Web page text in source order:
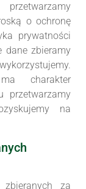
o ochronę
prywatności
dane zbieramy
charakter
przetwarzamy
na
zbieranych za